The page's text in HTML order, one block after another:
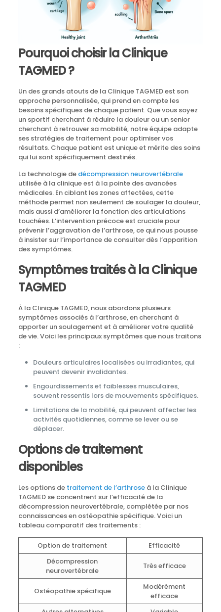
Pourquoi choisir la Clinique
TAGMED ?
Un des grands atouts de la Clinique TAGMED est son
approche personnalisée, qui prend en compte les
besoins spécifiques de chaque patient. Que vous soyez
un sportif cherchant à réduire la douleur ou un senior
cherchant à retrouver sa mobilité, notre équipe adapte
ses stratégies de traitement pour optimiser vos
résultats. Chaque patient est unique et mérite des soins
qui lui sont spécifiquement destinés.
La technologie de décompression neurovertébrale
utilisée à la clinique est à la pointe des avancées
médicales. En ciblant les zones affectées, cette
méthode permet non seulement de soulager la douleur,
mais aussi d’améliorer la fonction des articulations
touchées. L’intervention précoce est cruciale pour
prévenir l’aggravation de l’arthrose, ce qui nous pousse
à insister sur l’importance de consulter dès l’apparition
des symptômes.
Symptômes traités à la Clinique
TAGMED
À la Clinique TAGMED, nous abordons plusieurs
symptômes associés à l’arthrose, en cherchant à
apporter un soulagement et à améliorer votre qualité
de vie. Voici les principaux symptômes que nous traitons
:
Douleurs articulaires localisées ou irradiantes, qui
peuvent devenir invalidantes.
Engourdissements et faiblesses musculaires,
souvent ressentis lors de mouvements spécifiques.
Limitations de la mobilité, qui peuvent affecter les
activités quotidiennes, comme se lever ou se
déplacer.
Options de traitement
disponibles
Les options de traitement de l’arthroseà la Clinique
TAGMED se concentrent sur l’efficacité de la
décompression neurovertébrale, complétée par nos
connaissances en ostéopathie spécifique. Voici un
tableau comparatif des traitements :
Option de traitement
Efficacité
Décompression
neurovertébrale
Très efficace
Ostéopathie spécifique
Modérément
efficace